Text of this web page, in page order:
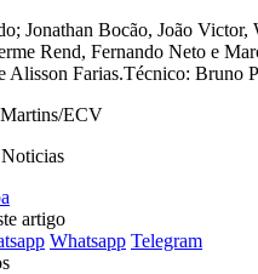
Jonathan Bocão, João Victor,
Rend, Fernando Neto e
Alisson Farias.Técnico: Bruno
ECV
artigo
Whatsapp Telegram